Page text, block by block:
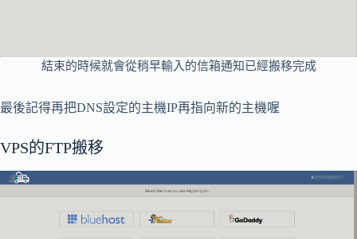
結束的時候就會從稍早輸入的信箱通知已經搬移完成
最後記得再把DNS設定的主機IP再指向新的主機喔
VPS的FTP搬移